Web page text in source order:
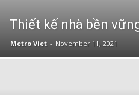
Thiết kế nhà bền
Metro Viet - November 11, 2021